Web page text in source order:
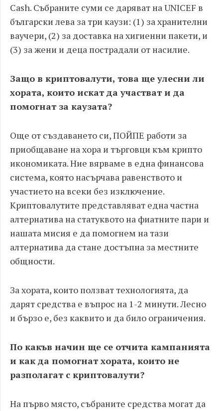
Cash. Събраните суми се даряват на UNICEF в
български лева за три каузи: (1) за хранителни
ваучери, (2) за доставка на хигиенни пакети, и
(3) за жени и деца пострадали от насилие.
Защо в криптовалути, това ще улесни ли
хората, които искат да участват и да
помогнат за каузата?
Още от създаването си, ПОЙПЕ работи за
приобщаване на хора и търговци към крипто
икономиката. Ние вярваме в една финансова
система, която насърчава равенството и
участието на всеки без изключение.
Криптовалутите представляват една частна
алтернатива на статуквото на фиатните пари и
нашата мисия е да помогнем на тази
алтернатива да стане достъпна за местните
общности.
За хората, които ползват технологията, да
дарят средства е въпрос на 1-2 минути. Лесно
и бързо е, без каквито и да било ограничения.
По какъв начин ще се отчита кампанията
и как да помогнат хората, които не
разполагат с криптовалути?
На първо място, събраните средства могат да